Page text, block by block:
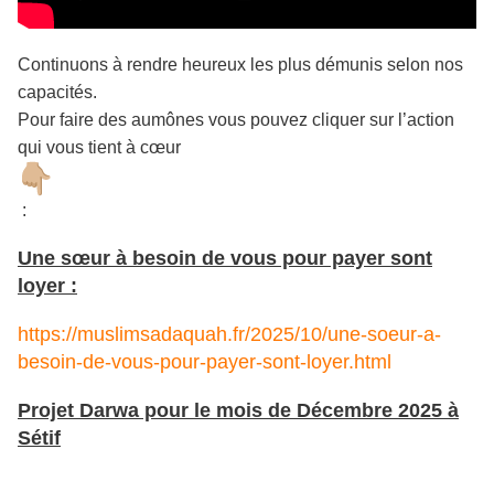
Continuons à rendre heureux les plus démunis selon nos
capacités.
Pour faire des aumônes vous pouvez cliquer sur l’action
qui vous tient à cœur
:
Une sœur à besoin de vous pour payer sont
loyer :
https://muslimsadaquah.fr/2025/10/une-soeur-a-
besoin-de-vous-pour-payer-sont-loyer.html
Projet Darwa pour le mois de Décembre 2025 à
Sétif